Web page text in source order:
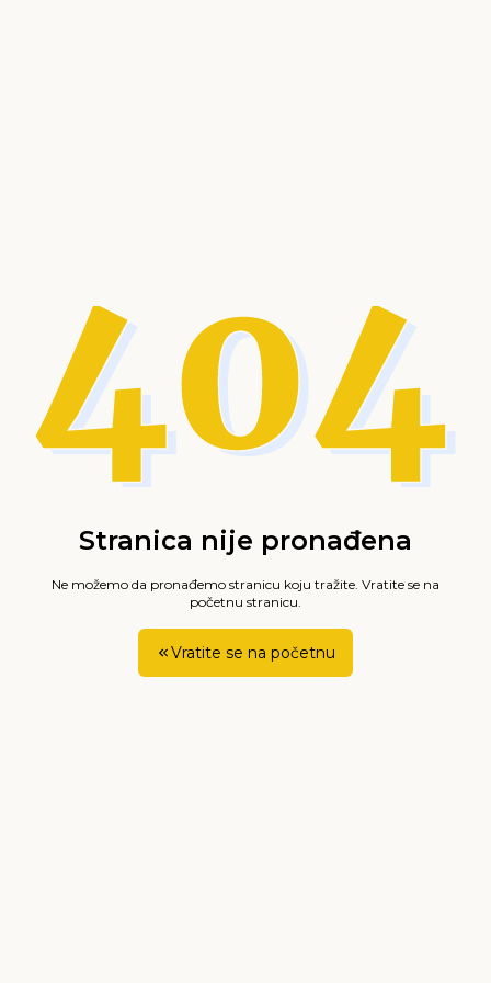
Stranica nije pronađena
Ne možemo da pronađemo stranicu koju tražite. Vratite se na
početnu stranicu.
Vratite se na početnu